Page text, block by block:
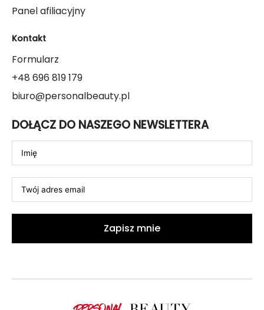
Panel afiliacyjny
Kontakt
Formularz
+48 696 819 179
biuro@personalbeauty.pl
DOŁĄCZ DO NASZEGO NEWSLETTERA
Zapisz mnie